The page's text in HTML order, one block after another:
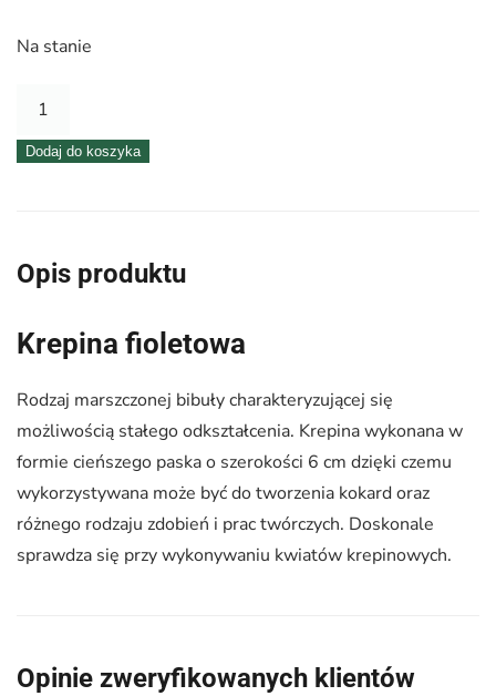
Na stanie
ilość
– Dodaj do koszyka
Opis produktu
Krepina fioletowa
Rodzaj marszczonej bibuły charakteryzującej się
możliwością stałego odkształcenia. Krepina wykonana w
formie cieńszego paska o szerokości 6 cm dzięki czemu
wykorzystywana może być do tworzenia kokard oraz
różnego rodzaju zdobień i prac twórczych. Doskonale
sprawdza się przy wykonywaniu kwiatów krepinowych.
Opinie zweryfikowanych klientów